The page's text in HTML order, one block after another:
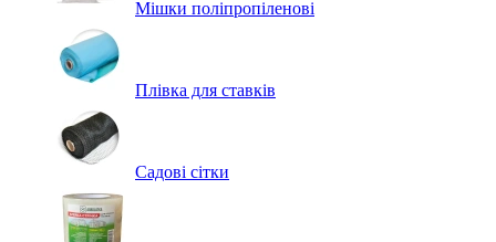
Мішки поліпропіленові
Плівка для ставків
Садові сітки